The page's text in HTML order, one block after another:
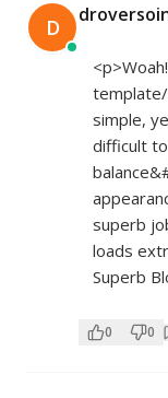
D
simple,
difficult
superb
loads
Superb
0 0